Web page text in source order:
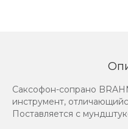
Саксофон-сопрано
инструмент,
Поставляется с